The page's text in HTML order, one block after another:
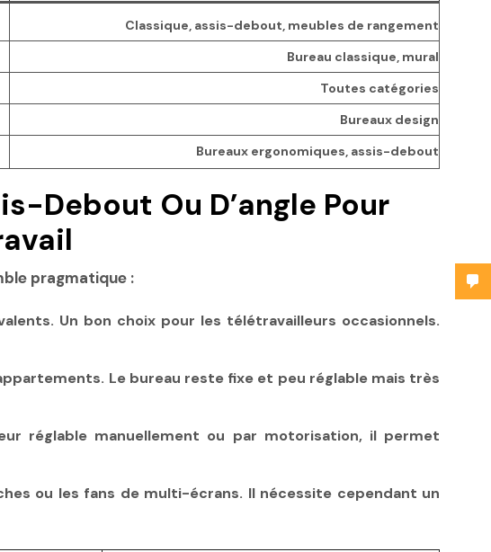
Classique, assis-debout, meubles de rangement
Bureau classique, mural
Toutes catégories
Bureaux design
Bureaux ergonomiques, assis-debout
Debout Ou D’angle Pour
pragmatique :
Un bon choix pour les télétravailleurs occasionnels.
Le bureau reste fixe et peu réglable mais très
réglable manuellement ou par motorisation, il permet
ou les fans de multi-écrans. Il nécessite cependant un